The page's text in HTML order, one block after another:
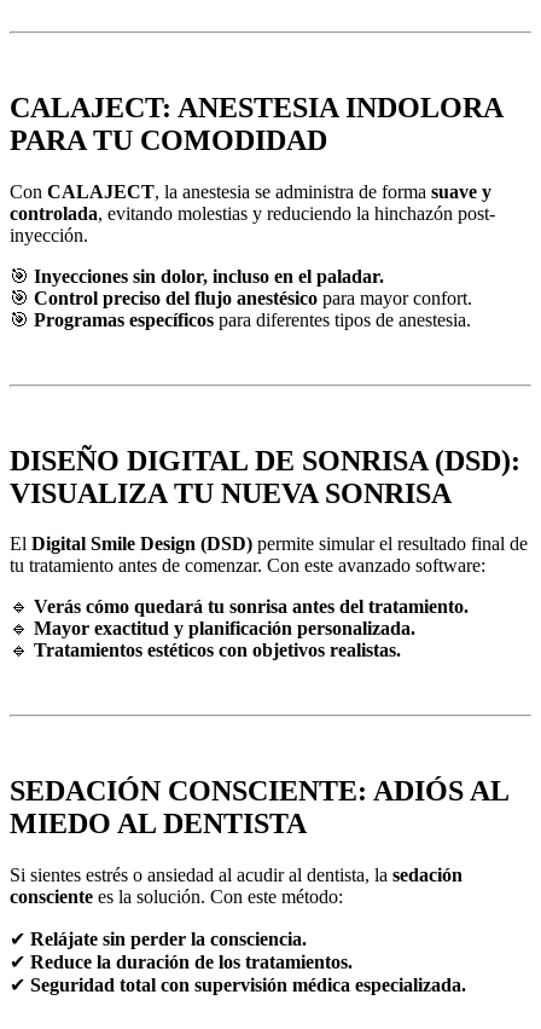
CALAJECT: ANESTESIA INDOLORA
PARA TU COMODIDAD
Con CALAJECT, la anestesia se administra de forma suave y
controlada, evitando molestias y reduciendo la hinchazón post-
inyección.
🎯 Inyecciones sin dolor, incluso en el paladar.
🎯 Control preciso del flujo anestésico para mayor confort.
🎯 Programas específicos para diferentes tipos de anestesia.
DISEÑO DIGITAL DE SONRISA (DSD):
VISUALIZA TU NUEVA SONRISA
El Digital Smile Design (DSD) permite simular el resultado final de
tu tratamiento antes de comenzar. Con este avanzado software:
🔹 Verás cómo quedará tu sonrisa antes del tratamiento.
🔹 Mayor exactitud y planificación personalizada.
🔹 Tratamientos estéticos con objetivos realistas.
SEDACIÓN CONSCIENTE: ADIÓS AL
MIEDO AL DENTISTA
Si sientes estrés o ansiedad al acudir al dentista, la sedación
consciente es la solución. Con este método:
✔ Relájate sin perder la consciencia.
✔ Reduce la duración de los tratamientos.
✔ Seguridad total con supervisión médica especializada.